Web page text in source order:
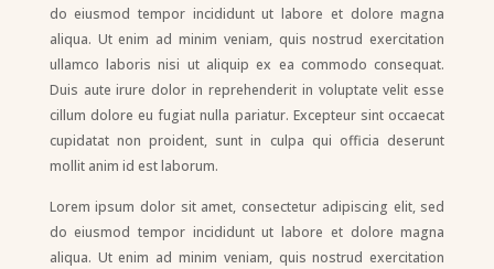
do eiusmod tempor incididunt ut labore et dolore magna
aliqua. Ut enim ad minim veniam, quis nostrud exercitation
ullamco laboris nisi ut aliquip ex ea commodo consequat.
Duis aute irure dolor in reprehenderit in voluptate velit esse
cillum dolore eu fugiat nulla pariatur. Excepteur sint occaecat
cupidatat non proident, sunt in culpa qui officia deserunt
mollit anim id est laborum.
Lorem ipsum dolor sit amet, consectetur adipiscing elit, sed
do eiusmod tempor incididunt ut labore et dolore magna
aliqua. Ut enim ad minim veniam, quis nostrud exercitation